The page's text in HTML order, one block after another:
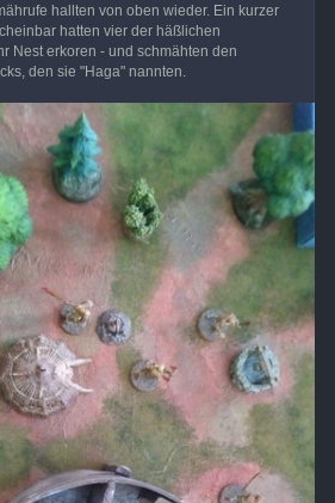
hallten von oben wieder. Ein kurzer
hatten vier der häßlichen
Nest erkoren - und schmähten den
den sie "Haga" nannten.